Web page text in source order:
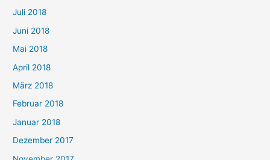
Juli 2018
Juni 2018
Mai 2018
April 2018
März 2018
Februar 2018
Januar 2018
Dezember 2017